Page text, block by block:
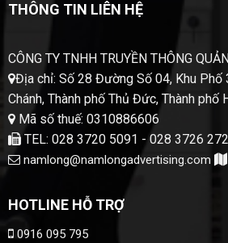
THÔNG TIN LIÊN HỆ
CÔNG TY TNHH TRUYỀN THÔNG
Địa chỉ: Số 28 Đường Số 04, Khu Phố
Chánh, Thành phố Thủ Đức, Thành phố
Mã số thuế: 0310886606
TEL: 028 3720 5091 - 028 3726
namlong@namlongadvertising.com
HOTLINE HỖ TRỢ
0916 095 795